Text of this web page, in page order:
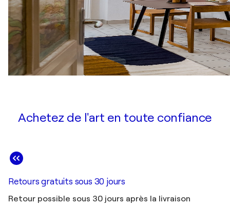
Achetez de l'art en toute confiance
Retours gratuits sous 30 jours
Retour possible sous 30 jours après la livraison